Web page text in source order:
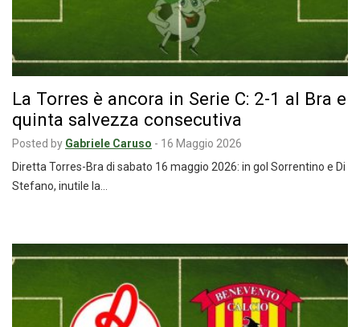
La Torres è ancora in Serie C: 2-1 al Bra e
quinta salvezza consecutiva
Posted by Gabriele Caruso - 16 Maggio 2026
Diretta Torres-Bra di sabato 16 maggio 2026: in gol Sorrentino e Di
Stefano, inutile la…